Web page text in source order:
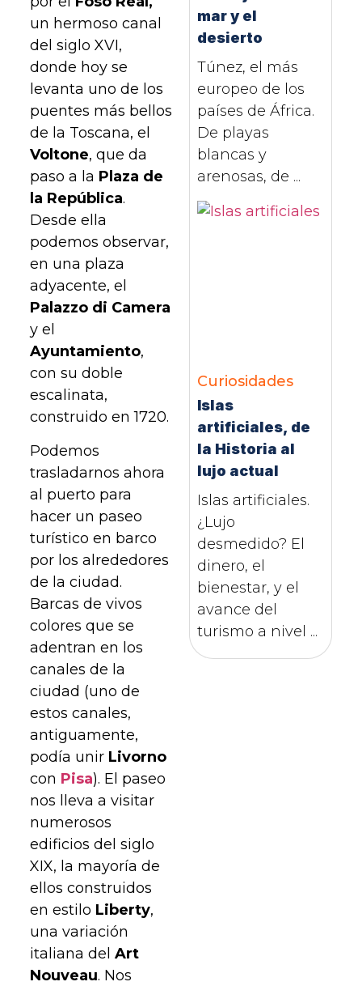
un hermoso canal
del siglo XVI,
donde hoy se
levanta uno de los
puentes más bellos
de la Toscana, el
Voltone, que da
paso a la Plaza de
la República.
Desde ella
podemos observar,
en una plaza
adyacente, el
Palazzo di Camera
y el
Ayuntamiento,
con su doble
escalinata,
construido en 1720.
Podemos
trasladarnos ahora
al puerto para
hacer un paseo
turístico en barco
por los alrededores
de la ciudad.
Barcas de vivos
colores que se
adentran en los
canales de la
ciudad (uno de
estos canales,
antiguamente,
podía unir Livorno
con Pisa). El paseo
nos lleva a visitar
numerosos
edificios del siglo
XIX, la mayoría de
ellos construidos
en estilo Liberty,
una variación
italiana delArt
Nouveau. Nos
mar y el
desierto
Túnez, el más
europeo de los
países de África.
De playas
blancas y
arenosas, de ...
Curiosidades
Islas
artificiales, de
la Historia al
lujo actual
Islas artificiales.
¿Lujo
desmedido? El
dinero, el
bienestar, y el
avance del
turismo a nivel ...